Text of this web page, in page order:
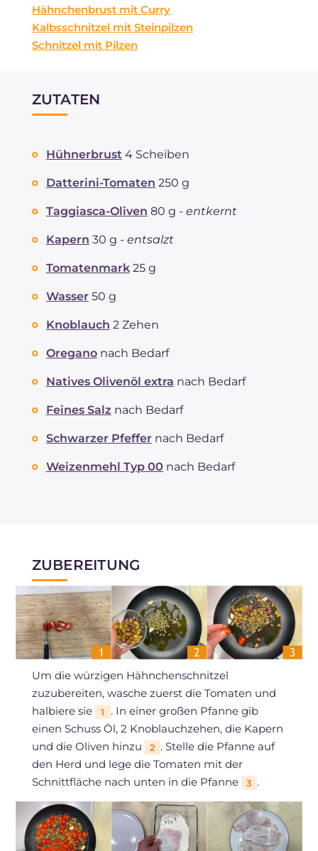
Hähnchenbrust mit Curry
Kalbsschnitzel mit Steinpilzen
Schnitzel mit Pilzen
ZUTATEN
Hühnerbrust 4 Scheiben
Datterini-Tomaten 250 g
Taggiasca-Oliven 80 g - entkernt
Kapern 30 g - entsalzt
Tomatenmark 25 g
Wasser 50 g
Knoblauch 2 Zehen
Oregano nach Bedarf
Natives Olivenöl extra nach Bedarf
Feines Salz nach Bedarf
Schwarzer Pfeffer nach Bedarf
Weizenmehl Typ 00 nach Bedarf
ZUBEREITUNG
Um die würzigen Hähnchenschnitzel
zuzubereiten, wasche zuerst die Tomaten und
halbiere sie
1
. In einer großen Pfanne gib
einen Schuss Öl, 2 Knoblauchzehen, die Kapern
und die Oliven hinzu
2 . Stelle die Pfanne auf
den Herd und lege die Tomaten mit der
Schnittfläche nach unten in die Pfanne
3 .